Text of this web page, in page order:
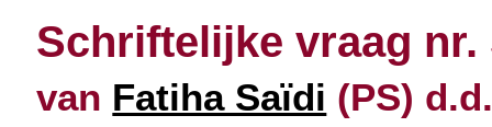
Schriftelijke vraag nr.
van Fatiha Saïdi (PS)